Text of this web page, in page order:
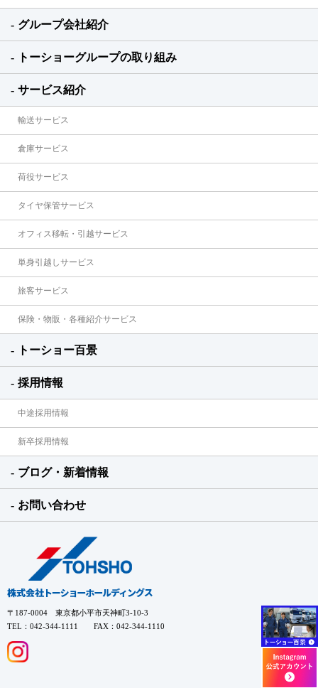
グループ会社紹介
トーショーグループの取り組み
サービス紹介
輸送サービス
倉庫サービス
荷役サービス
タイヤ保管サービス
オフィス移転・引越サービス
単身引越しサービス
旅客サービス
保険・物販・各種紹介サービス
トーショー百景
採用情報
中途採用情報
新卒採用情報
ブログ・新着情報
お問い合わせ
〒187-0004 東京都小平市天神町3-10-3
TEL：042-344-1111 FAX：042-344-1110